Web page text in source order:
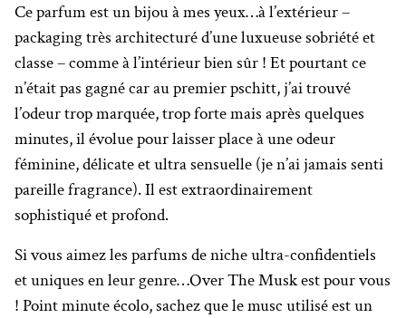
Ce parfum est un bijou à mes yeux…à l’extérieur –
packaging très architecturé d’une luxueuse sobriété et
classe – comme à l’intérieur bien sûr ! Et pourtant ce
n’était pas gagné car au premier pschitt, j’ai trouvé
l’odeur trop marquée, trop forte mais après quelques
minutes, il évolue pour laisser place à une odeur
féminine, délicate et ultra sensuelle (je n’ai jamais senti
pareille fragrance). Il est extraordinairement
sophistiqué et profond.
Si vous aimez les parfums de niche ultra-confidentiels
et uniques en leur genre…Over The Musk est pour vous
! Point minute écolo, sachez que le musc utilisé est un